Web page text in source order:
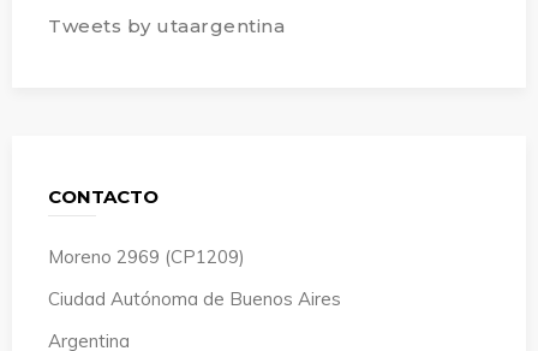
Tweets by utaargentina
CONTACTO
Moreno 2969 (CP1209)
Ciudad Autónoma de Buenos Aires
Argentina